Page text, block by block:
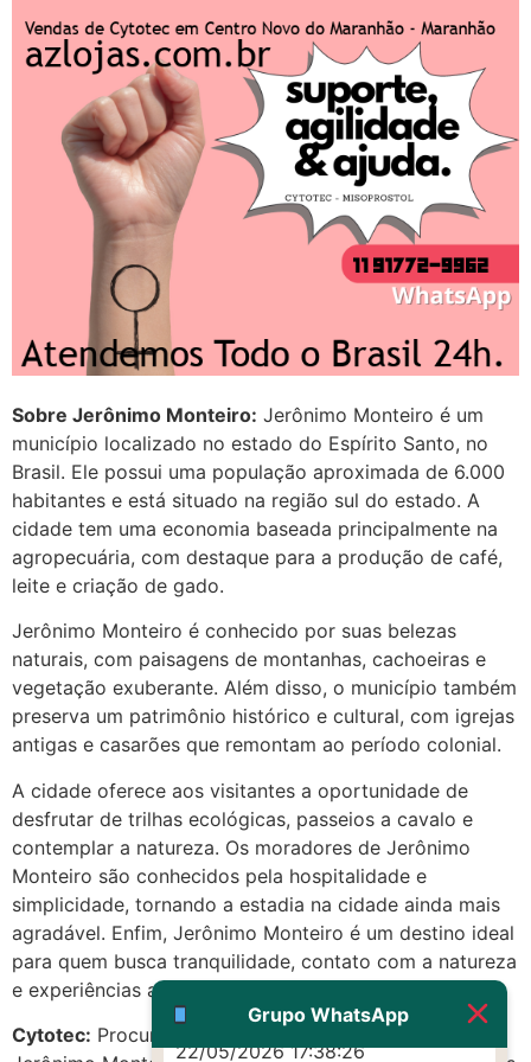
Sobre Jerônimo Monteiro: Jerônimo Monteiro é um
município localizado no estado do Espírito Santo, no
Brasil. Ele possui uma população aproximada de 6.000
habitantes e está situado na região sul do estado. A
cidade tem uma economia baseada principalmente na
agropecuária, com destaque para a produção de café,
leite e criação de gado.
Jerônimo Monteiro é conhecido por suas belezas
naturais, com paisagens de montanhas, cachoeiras e
vegetação exuberante. Além disso, o município também
preserva um patrimônio histórico e cultural, com igrejas
antigas e casarões que remontam ao período colonial.
A cidade oferece aos visitantes a oportunidade de
desfrutar de trilhas ecológicas, passeios a cavalo e
contemplar a natureza. Os moradores de Jerônimo
Monteiro são conhecidos pela hospitalidade e
simplicidade, tornando a estadia na cidade ainda mais
agradável. Enfim, Jerônimo Monteiro é um destino ideal
para quem busca tranquilidade, contato com a natureza
e experiências autênticas.
Cytotec: Procurando MISOPROSTOL CYTOTEC em
Grupo WhatsApp
Entao q seja
22/05/2026 17:09:25
G (1199866**** em
http://www.proaborto.com)
Mulheres vocês sabem dizer
quem já tomou os remédio se
depois que para de menstruar
começa a sair um líquido
transparente, se é normal ?
22/05/2026 17:10:05
(879121**** em
http://www.proaborto.com)
Deve ser normal
22/05/2026 17:19:15
(879121**** em
Eu acho, não sei
22/05/2026 17:19:16
(879121**** em
http://www.proaborto.com)
Deve ser um corrimento normal
mesmo
22/05/2026 17:19:47
G (1199866**** em
http://www.proaborto.com)
Muito obrigadaaaaa
22/05/2026 17:38:26